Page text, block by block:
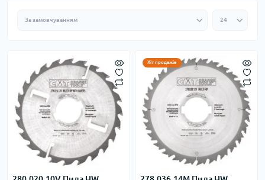
Хіт продажів